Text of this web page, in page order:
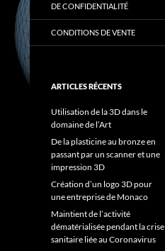
DE CONFIDENTIALITÉ
CONDITIONS DE VENTE
ARTICLES RÉCENTS
Utilisation de la 3D dans le
domaine de l’Art
De la plasticine au bronze en
passant par un scanner et une
impression 3D
Création d’un logo 3D pour
une entreprise de Monaco
Maintient de l’activité
dématérialisée pendant la crise
sanitaire liée au Coronavirus